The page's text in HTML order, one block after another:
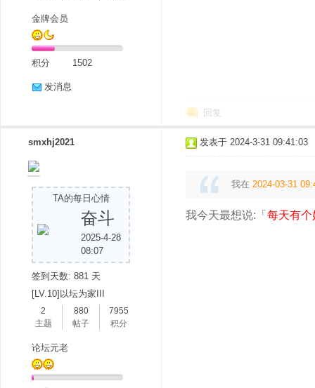
金牌会员
积分 1502
发消息
回复
smxhj2021
TA的每日心情
奋斗
2025-4-28
08:07
签到天数: 881 天
[LV.10]以坛为家III
2
主题
880
帖子
7955
积分
论坛元老
发表于 2024-3-31 09:41:03
我在 2024-03-31
我今天最想说:「 每天有个